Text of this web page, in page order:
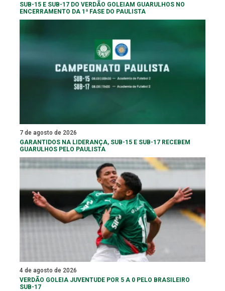
SUB-15 E SUB-17 DO VERDÃO GOLEIAM GUARULHOS NO
ENCERRAMENTO DA 1ª FASE DO PAULISTA
7 de agosto de 2026
GARANTIDOS NA LIDERANÇA, SUB-15 E SUB-17 RECEBEM
GUARULHOS PELO PAULISTA
4 de agosto de 2026
VERDÃO GOLEIA JUVENTUDE POR 5 A 0 PELO BRASILEIRO
SUB-17